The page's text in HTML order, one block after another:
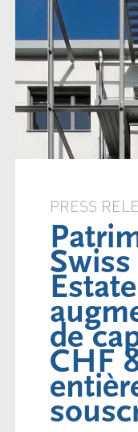
PRESS
Swiss
de
CHF